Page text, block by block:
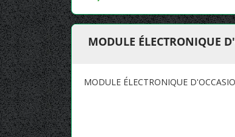
MODULE ÉLECTRONIQUE
MODULE ÉLECTRONIQUE